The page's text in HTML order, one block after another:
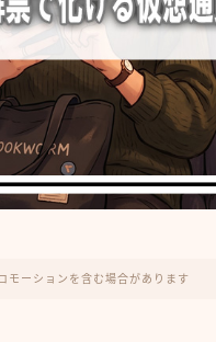
モーションを含む場合があります